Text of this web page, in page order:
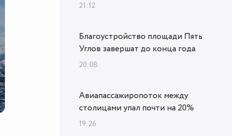
21:12
Благоустройство площади Пять
Углов завершат до конца года
20:08
Авиапассажиропоток между
столицами упал почти на 20%
19:26